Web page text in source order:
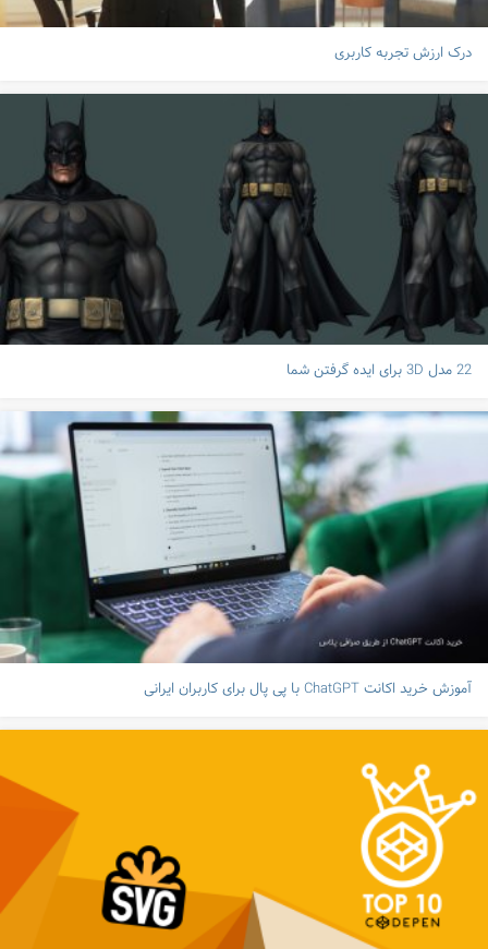
درک ارزش تجربه کاربری
22 مدل 3D برای ایده گرفتن شما
آموزش خرید اکانت ChatGPT با پی پال برای کاربران ایرانی